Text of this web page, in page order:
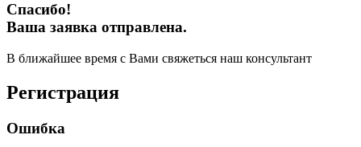
Спасибо!
Ваша заявка отправлена.
В ближайшее время с Вами свяжеться наш консультант
Регистрация
Ошибка